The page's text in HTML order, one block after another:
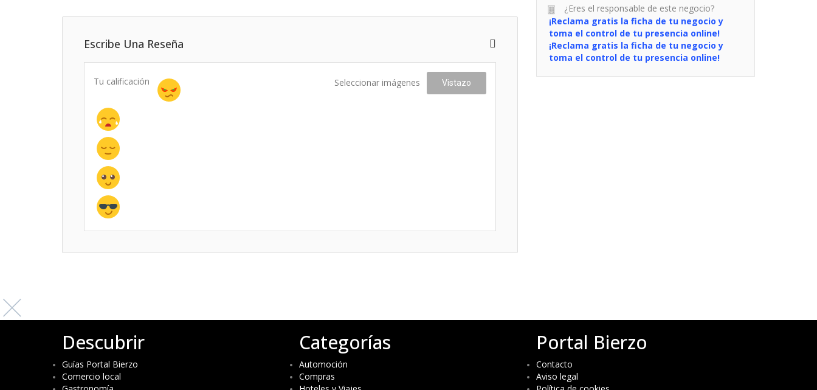
Escribe Una Reseña
Tu calificación Seleccionar imágenes Vistazo
¿Eres el responsable de este negocio?
¡Reclama gratis la ficha de tu negocio y
toma el control de tu presencia online!
¡Reclama gratis la ficha de tu negocio y
toma el control de tu presencia online!
Descubrir
Guías Portal Bierzo
Comercio local
Categorías
Automoción
Compras
Portal Bierzo
Contacto
Aviso legal